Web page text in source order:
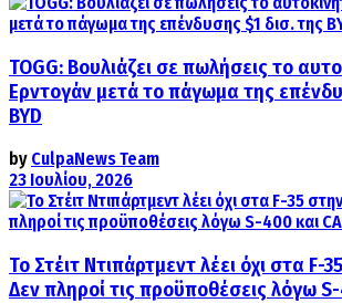
TOGG: Βουλιάζει σε πωλήσεις το
Ερντογάν μετά το πάγωμα της
BYD
by CulpaNews Team
23 Ιουλίου, 2026
Το Στέιτ Ντιπάρτμεντ λέει όχι στα F-
Δεν πληροί τις προϋποθέσεις λόγω S-